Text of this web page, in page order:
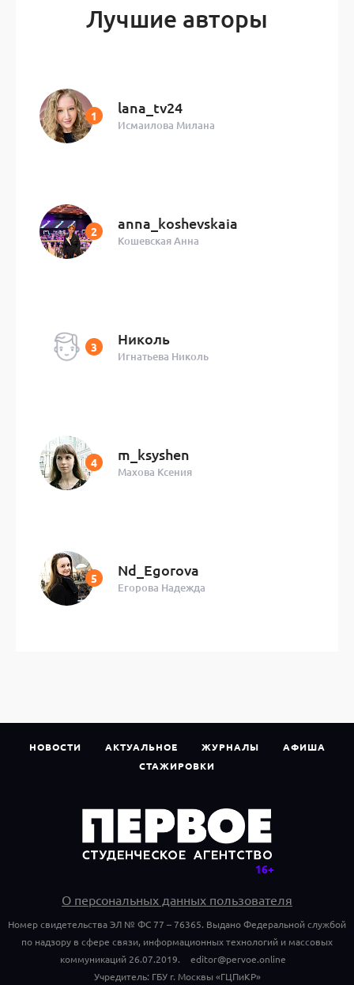
Лучшие авторы
lana_tv24
Исмаилова Милана
anna_koshevskaia
Кошевская Анна
Николь
Игнатьева Николь
m_ksyshen
Махова Ксения
Nd_Egorova
Егорова Надежда
НОВОСТИ АКТУАЛЬНОЕ ЖУРНАЛЫ
АФИША
СТАЖИРОВКИ
О персональных данных пользователя
Номер свидетельства ЭЛ № ФС 77 – 76365. Выдано Федеральной службой
по надзору в сфере связи, информационных технологий и массовых
коммуникаций 26.07.2019.
editor@pervoe.online
Учредитель: ГБУ г. Москвы «ГЦПиКР»